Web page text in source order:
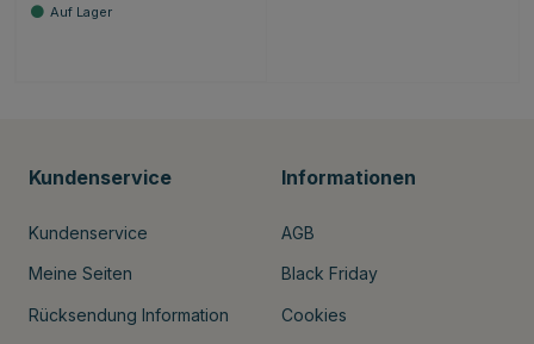
Kundenservice
Kundenservice
Meine Seiten
Rücksendung Information
Informationen
AGB
Black Friday
Cookies